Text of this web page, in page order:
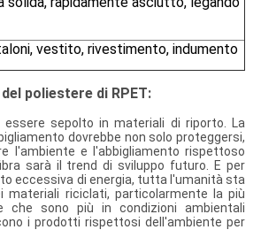
vestito, rivestimento, indumento
poliestere di RPET:
essere sepolto in materiali di riporto. La
dovrebbe non solo proteggersi,
l'ambiente e l'abbigliamento rispettoso
sarà il trend di sviluppo futuro. E per
eccessiva di energia, tutta l'umanità sta
materiali riciclati, particolarmente la più
che sono più in condizioni ambientali
i prodotti rispettosi dell'ambiente per